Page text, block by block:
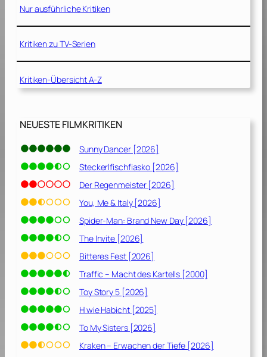
e
n
l
c
h
g
m
a
c
h
t
2
0
1
]
Nur ausführliche Kritiken
Kritiken zu TV-Serien
Kritiken-Übersicht A-Z
NEUESTE FILMKRITIKEN
Sunny Dancer [2026]
Steckerlfischfiasko [2026]
Der Regenmeister [2026]
You, Me & Italy [2026]
Spider-Man: Brand New Day [2026]
The Invite [2026]
Bitteres Fest [2026]
Traffic – Macht des Kartells [2000]
Toy Story 5 [2026]
H wie Habicht [2025]
To My Sisters [2026]
Kraken – Erwachen der Tiefe [2026]